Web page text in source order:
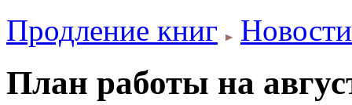
Продление книг
Новости
План работы на